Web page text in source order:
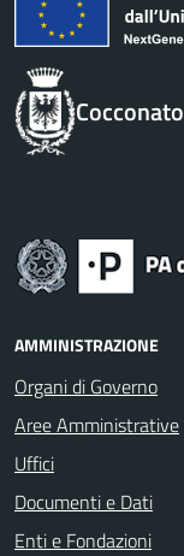
Cocconato
AMMINISTRAZIONE
Organi di Governo
Aree Amministrative
Uffici
Documenti e Dati
Enti e Fondazioni